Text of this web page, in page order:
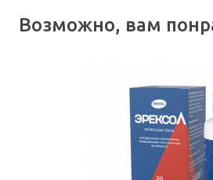
Возможно, вам